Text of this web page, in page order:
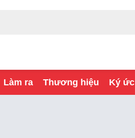
Làm ra Thương hiệu Ký ức